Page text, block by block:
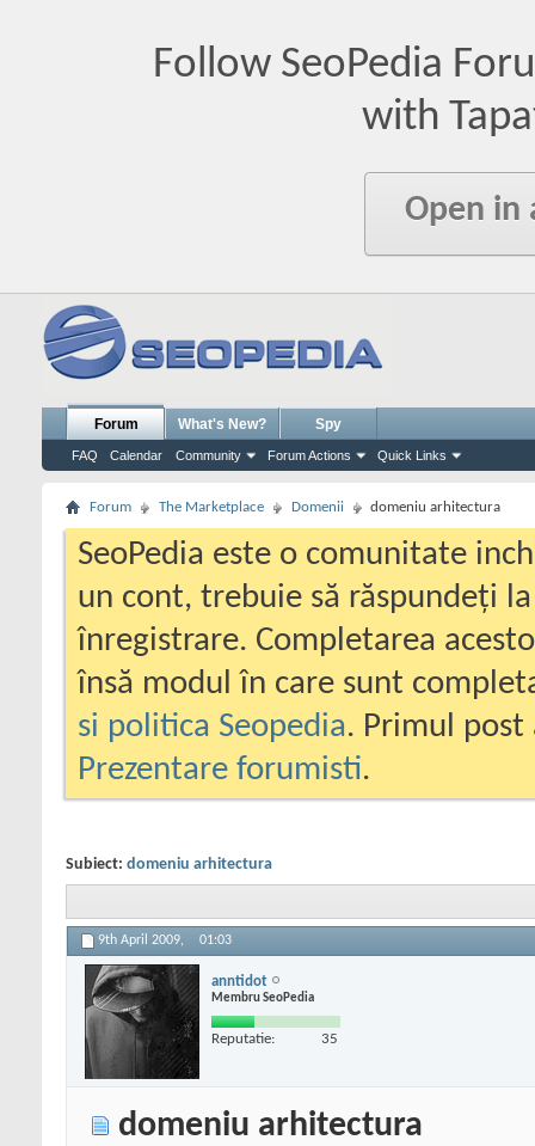
Follow SeoPedia
with
Open in
Forum
FAQ Calendar Community Forum Actions Quick Links
What's New? Spy
Forum The Marketplace Domenii domeniu arhitectura
SeoPedia este o comunitate
un cont, trebuie să răspundeți
înregistrare. Completarea
însă modul în care sunt
si politica Seopedia. Primul
Prezentare forumisti.
Subiect: domeniu arhitectura
9th April 2009, 01:03
anntidot
Membru SeoPedia
Reputatie: 35
domeniu arhitectura